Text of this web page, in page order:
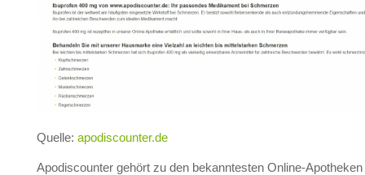
Quelle: apodiscounter.de
Apodiscounter gehört zu den bekanntesten Online-